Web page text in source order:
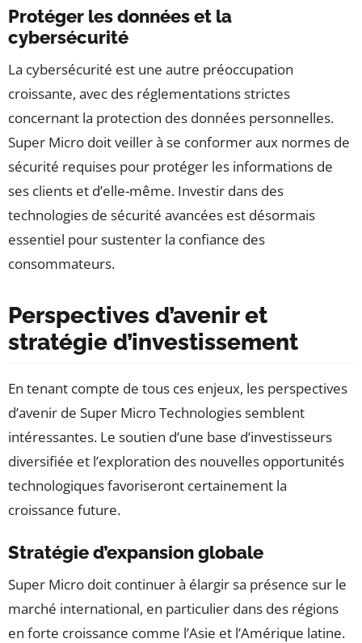
Protéger les données et la
cybersécurité
La cybersécurité est une autre préoccupation
croissante, avec des réglementations strictes
concernant la protection des données personnelles.
Super Micro doit veiller à se conformer aux normes de
sécurité requises pour protéger les informations de
ses clients et d’elle-même. Investir dans des
technologies de sécurité avancées est désormais
essentiel pour sustenter la confiance des
consommateurs.
Perspectives d’avenir et
stratégie d’investissement
En tenant compte de tous ces enjeux, les perspectives
d’avenir de Super Micro Technologies semblent
intéressantes. Le soutien d’une base d’investisseurs
diversifiée et l’exploration des nouvelles opportunités
technologiques favoriseront certainement la
croissance future.
Stratégie d’expansion globale
Super Micro doit continuer à élargir sa présence sur le
marché international, en particulier dans des régions
en forte croissance comme l’Asie et l’Amérique latine.